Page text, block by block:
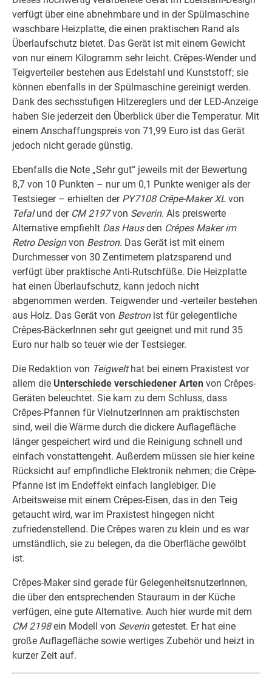
verfügt über eine abnehmbare und in der Spülmaschine
waschbare Heizplatte, die einen praktischen Rand als
Überlaufschutz bietet. Das Gerät ist mit einem Gewicht
von nur einem Kilogramm sehr leicht. Crêpes-Wender und
Teigverteiler bestehen aus Edelstahl und Kunststoff; sie
können ebenfalls in der Spülmaschine gereinigt werden.
Dank des sechsstufigen Hitzereglers und der LED-Anzeige
haben Sie jederzeit den Überblick über die Temperatur. Mit
einem Anschaffungspreis von 71,99 Euro ist das Gerät
jedoch nicht gerade günstig.
Ebenfalls die Note „Sehr gut“ jeweils mit der Bewertung
8,7 von 10 Punkten – nur um 0,1 Punkte weniger als der
Testsieger – erhielten der PY7108 Crêpe-Maker XL von
Tefalund der CM 2197von Severin. Als preiswerte
Alternative empfiehlt Das Hausden Crêpes Maker im
Retro Designvon Bestron. Das Gerät ist mit einem
Durchmesser von 30 Zentimetern platzsparend und
verfügt über praktische Anti-Rutschfüße. Die Heizplatte
hat einen Überlaufschutz, kann jedoch nicht
abgenommen werden. Teigwender und -verteiler bestehen
aus Holz. Das Gerät von Bestron ist für gelegentliche
Crêpes-BäckerInnen sehr gut geeignet und mit rund 35
Euro nur halb so teuer wie der Testsieger.
Die Redaktion von Teigwelthat bei einem Praxistest vor
allem die Unterschiede verschiedener Arten von Crêpes-
Geräten beleuchtet. Sie kam zu dem Schluss, dass
Crêpes-Pfannen für VielnutzerInnen am praktischsten
sind, weil die Wärme durch die dickere Auflagefläche
länger gespeichert wird und die Reinigung schnell und
einfach vonstattengeht. Außerdem müssen sie hier keine
Rücksicht auf empfindliche Elektronik nehmen; die Crêpe-
Pfanne ist im Endeffekt einfach langlebiger. Die
Arbeitsweise mit einem Crêpes-Eisen, das in den Teig
getaucht wird, war im Praxistest hingegen nicht
zufriedenstellend. Die Crêpes waren zu klein und es war
umständlich, sie zu belegen, da die Oberfläche gewölbt
ist.
Crêpes-Maker sind gerade für GelegenheitsnutzerInnen,
die über den entsprechenden Stauraum in der Küche
verfügen, eine gute Alternative. Auch hier wurde mit dem
CM 2198ein Modell von Severingetestet. Er hat eine
große Auflagefläche sowie wertiges Zubehör und heizt in
kurzer Zeit auf.